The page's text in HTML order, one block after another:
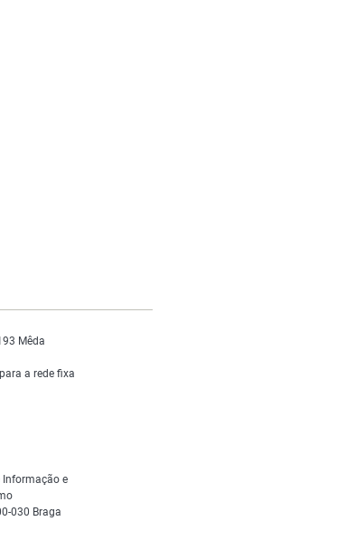
Mêda
a rede fixa
Informação e
030 Braga